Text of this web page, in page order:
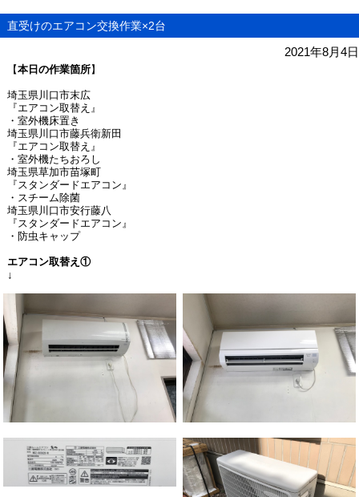
直受けのエアコン交換作業×2台
2021年8月4日
【本日の作業箇所】
埼玉県川口市末広
『エアコン取替え』
・室外機床置き
埼玉県川口市藤兵衛新田
『エアコン取替え』
・室外機たちおろし
埼玉県草加市苗塚町
『スタンダードエアコン』
・スチーム除菌
埼玉県川口市安行藤八
『スタンダードエアコン』
・防虫キャップ
エアコン取替え①
↓